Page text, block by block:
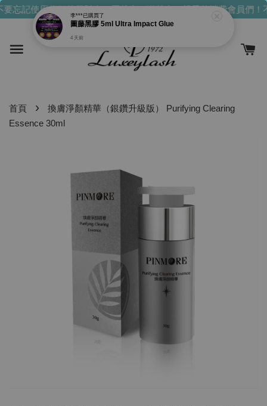
忘記使用你們的發財金！買越多，送越多！親愛的消費會員們！
首頁 ›
換膚淨顏精華（銀鑽升級版） Purifying Clearing
Essence 30ml
李***已購買了
圖藤黑膠 5ml Ultra Impact Glue
4 天前